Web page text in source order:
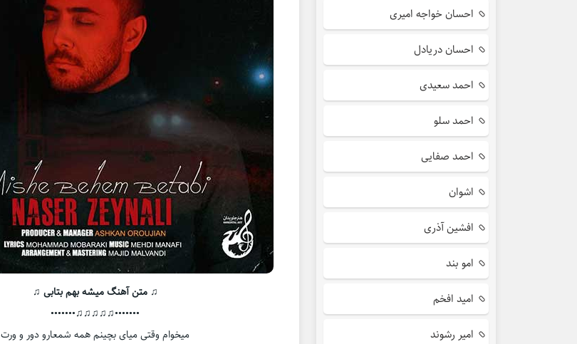
♫ متن آهنگ میشه بهم بتابی ♫
•••••••♫♫♫♫♫•••••••
میخوام وقتی میای بچینم همه شمعارو دور و ورت
احسان خواجه امیری
احسان دریادل
احمد سعیدی
احمد سلو
احمد صفایی
اشوان
افشین آذری
امو بند
امید افخم
امیر رشوند